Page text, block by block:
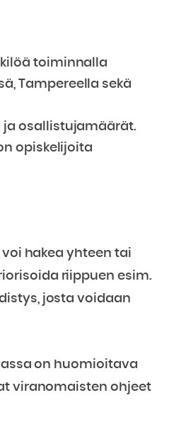
toiminnalla
Tampereella sekä
ja osallistujamäärät.
opiskelijoita
hakea yhteen tai
riippuen esim.
josta voidaan
on huomioitava
viranomaisten ohjeet